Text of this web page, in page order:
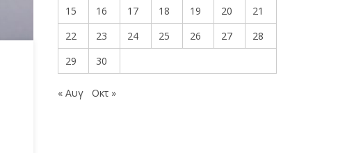
15
16 17 18 19 20
21
22
23 24 25 26 27
28
29
30
« Αυγ Οκτ »